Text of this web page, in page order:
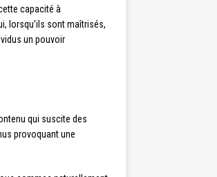
capacité à
lorsqu’ils sont maîtrisés,
un pouvoir
qui suscite des
provoquant une